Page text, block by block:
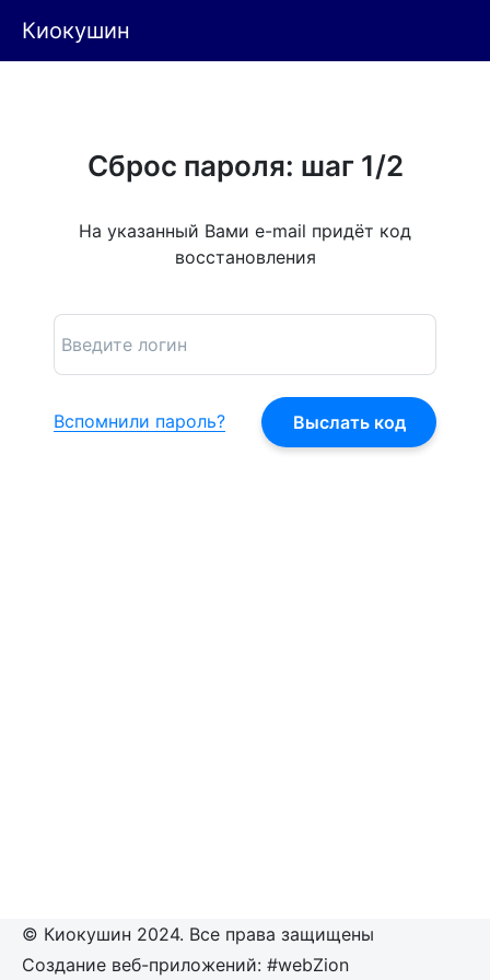
Киокушин
Сброс пароля: шаг 1/2
На указанный Вами e-mail придёт код
восстановления
Вспомнили пароль?
© Киокушин 2024. Все права защищены
Создание веб-приложений: #webZion